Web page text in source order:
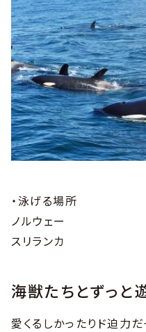
・泳げる場所
ノルウェー
スリランカ
海獣たちとずっと
愛くるしかったりド迫力